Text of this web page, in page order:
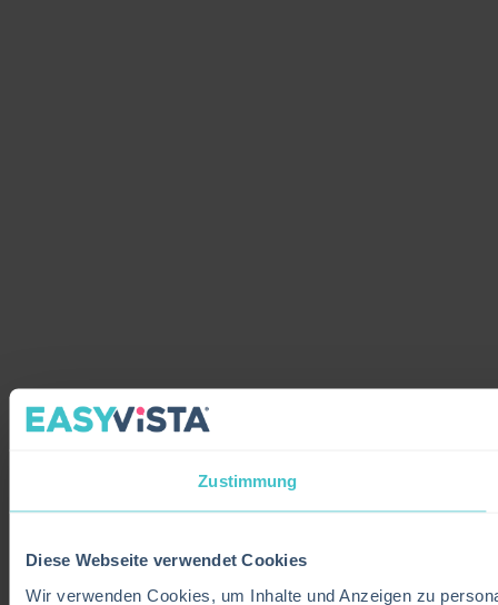
Zustimmung
Diese Webseite verwendet Cookies
Wir verwenden Cookies, um Inhalte und Anzeigen zu